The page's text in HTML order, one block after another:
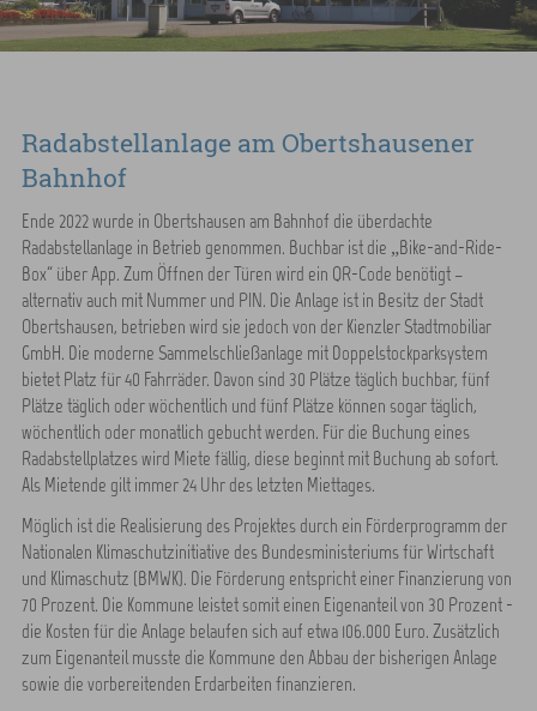
Radabstellanlage am Obertshausener
Bahnhof
Ende 2022 wurde in Obertshausen am Bahnhof die überdachte
Radabstellanlage in Betrieb genommen. Buchbar ist die „Bike-and-Ride-
Box“ über App. Zum Öffnen der Türen wird ein QR-Code benötigt –
alternativ auch mit Nummer und PIN. Die Anlage ist in Besitz der Stadt
Obertshausen, betrieben wird sie jedoch von der Kienzler Stadtmobiliar
GmbH. Die moderne Sammelschließanlage mit Doppelstockparksystem
bietet Platz für 40 Fahrräder. Davon sind 30 Plätze täglich buchbar, fünf
Plätze täglich oder wöchentlich und fünf Plätze können sogar täglich,
wöchentlich oder monatlich gebucht werden. Für die Buchung eines
Radabstellplatzes wird Miete fällig, diese beginnt mit Buchung ab sofort.
Als Mietende gilt immer 24 Uhr des letzten Miettages.
Möglich ist die Realisierung des Projektes durch ein Förderprogramm der
Nationalen Klimaschutzinitiative des Bundesministeriums für Wirtschaft
und Klimaschutz (BMWK). Die Förderung entspricht einer Finanzierung von
70 Prozent. Die Kommune leistet somit einen Eigenanteil von 30 Prozent -
die Kosten für die Anlage belaufen sich auf etwa 106.000 Euro. Zusätzlich
zum Eigenanteil musste die Kommune den Abbau der bisherigen Anlage
sowie die vorbereitenden Erdarbeiten finanzieren.